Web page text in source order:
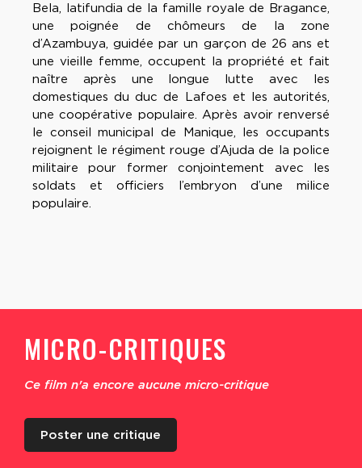
Bela, latifundia de la famille royale de Bragance,
une poignée de chômeurs de la zone
d’Azambuya, guidée par un garçon de 26 ans et
une vieille femme, occupent la propriété et fait
naître après une longue lutte avec les
domestiques du duc de Lafoes et les autorités,
une coopérative populaire. Après avoir renversé
le conseil municipal de Manique, les occupants
rejoignent le régiment rouge d’Ajuda de la police
militaire pour former conjointement avec les
soldats et officiers l’embryon d’une milice
populaire.
MICRO-CRITIQUES
Ce film n'a encore aucune micro-critique
Poster une critique